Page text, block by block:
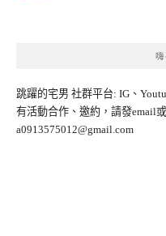
跳躍的宅男 社群平台: IG、
有活動合作、邀約，請發email
a0913575012@gmail.com